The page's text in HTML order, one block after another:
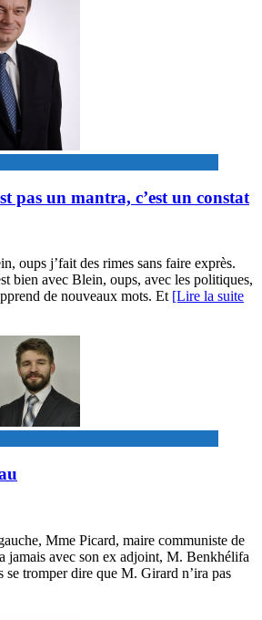
pas un mantra, c’est un constat
oups j’fait des rimes sans faire exprès.
bien avec Blein, oups, avec les politiques,
de nouveaux mots. Et [Lire la suite
Mme Picard, maire communiste de
jamais avec son ex adjoint, M. Benkhélifa
se tromper dire que M. Girard n’ira pas